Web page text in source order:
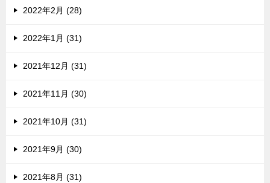
2022年2月 (28)
2022年1月 (31)
2021年12月 (31)
2021年11月 (30)
2021年10月 (31)
2021年9月 (30)
2021年8月 (31)